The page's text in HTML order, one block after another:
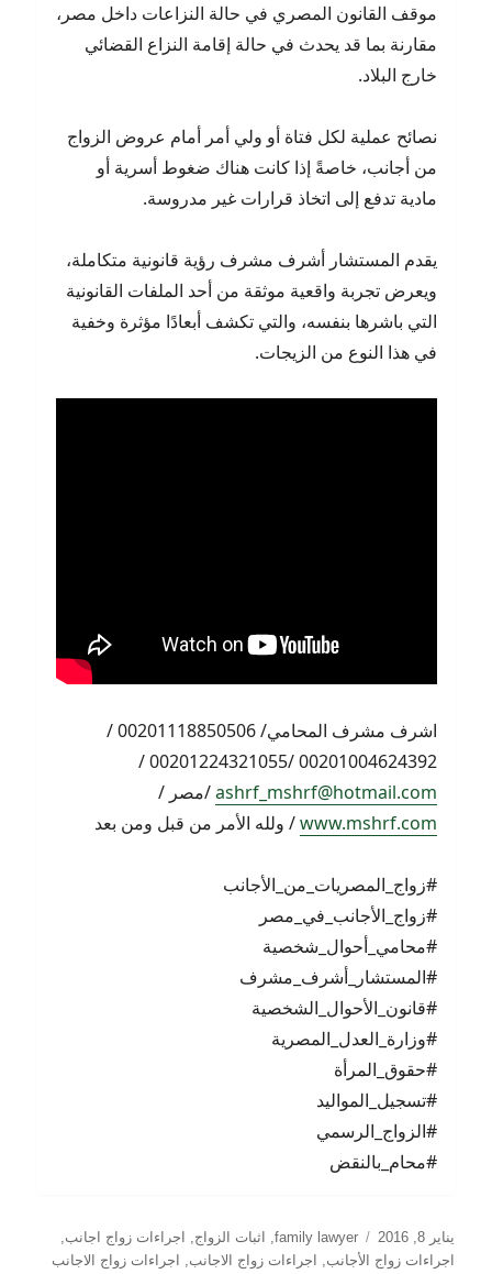
موقف القانون المصري في حالة النزاعات داخل مصر،
مقارنة بما قد يحدث في حالة إقامة النزاع القضائي
خارج البلاد.
نصائح عملية لكل فتاة أو ولي أمر أمام عروض الزواج
من أجانب، خاصةً إذا كانت هناك ضغوط أسرية أو
مادية تدفع إلى اتخاذ قرارات غير مدروسة.
يقدم المستشار أشرف مشرف رؤية قانونية متكاملة،
ويعرض تجربة واقعية موثقة من أحد الملفات القانونية
التي باشرها بنفسه، والتي تكشف أبعادًا مؤثرة وخفية
في هذا النوع من الزيجات.
اشرف مشرف المحامي/ 00201118850506 /
00201004624392 /00201224321055 /
ashrf_mshrf@hotmail.com/مصر /
www.mshrf.com/ ولله الأمر من قبل ومن بعد
#زواج_المصريات_من_الأجانب
#زواج_الأجانب_في_مصر
#محامي_أحوال_شخصية
#المستشار_أشرف_مشرف
#قانون_الأحوال_الشخصية
#وزارة_العدل_المصرية
#حقوق_المرأة
#تسجيل_المواليد
#الزواج_الرسمي
#محام_بالنقض
نُشرت
في
يناير 8, 2016 التصنيفات
family lawyer
, اثبات الزواج, اجراءات زواج اجانب,
اجراءات زواج الأجانب, اجراءات زواج الاجانب,
اجراءات زواج الاجانب